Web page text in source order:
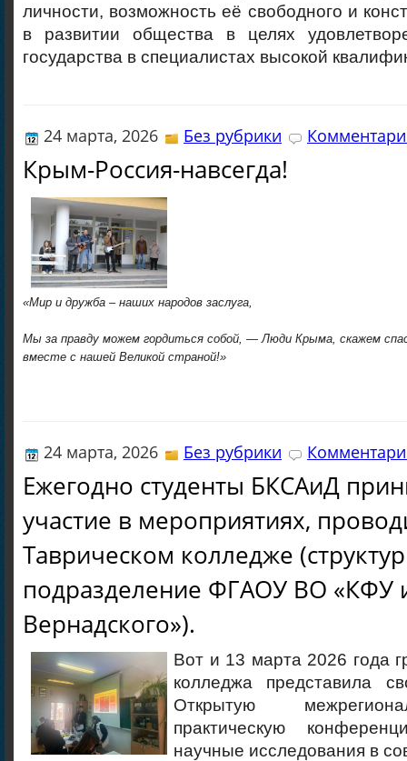
личности, возможность её свободного и
в развитии общества в целях
государства в специалистах высокой
24 марта, 2026 Без рубрики
Крым-Россия-навсегда!
«Мир и дружба – наших народов заслуга,
Мы за правду можем гордиться собой, — Люди Крыма, скажем
вместе с нашей Великой страной!»
24 марта, 2026 Без рубрики
Ежегодно студенты БКСАиД
участие в мероприятиях,
Таврическом колледже
подразделение ФГАОУ ВО «КФУ
Вернадского»).
Вот и 13 марта 2026 года
колледжа представила
Открытую
практическую
научные исследования в